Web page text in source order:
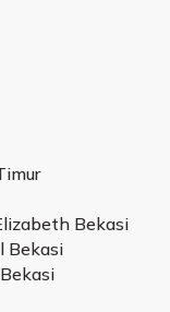
Bekasi
Bekasi